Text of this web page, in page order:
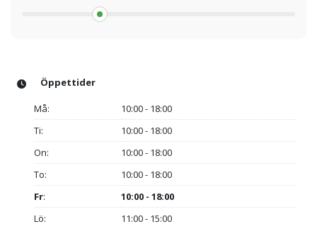
Öppettider
Må:
10:00 - 18:00
Ti:
10:00 - 18:00
On:
10:00 - 18:00
To:
10:00 - 18:00
Fr:
10:00 - 18:00
Lö:
11:00 - 15:00